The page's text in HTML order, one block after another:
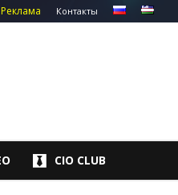
Реклама Контакты
CIO CLUB